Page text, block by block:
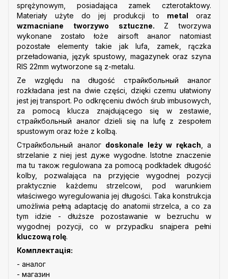
sprężynowym, posiadająca zamek czterotaktowy.
Materiały użyte do jej produkcji to metal oraz
wzmacniane tworzywo sztuczne. Z tworzywa
wykonane zostało łoże airsoft аналог natomiast
pozostałe elementy takie jak lufa, zamek, rączka
przeładowania, język spustowy, magazynek oraz szyna
RIS 22mm wytworzone są z-metalu.
Ze względu na długość cтрайкбольный аналог
rozkładana jest na dwie części, dzięki czemu ułatwiony
jest jej transport. Po odkręceniu dwóch śrub imbusowych,
za pomocą klucza znajdującego się w zestawie,
cтрайкбольный аналог dzieli się na lufę z zespołem
spustowym oraz łoże z kolbą.
Страйкбольный аналог doskonale leży w rękach , a
strzelanie z niej jest дуже wygodne. Istotne znaczenie
ma tu також regulowana za pomocą podkładek długość
kolby, pozwalająca na przyjęcie wygodnej pozycji
praktycznie każdemu strzelcowi, pod warunkiem
właściwego wyregulowania jej długości. Taka konstrukcja
umożliwia pełną adaptację do anatomii strzelca, a co za
tym idzie - dłuższe pozostawanie w bezruchu w
wygodnej pozycji, co w przypadku snajpera pełni
kluczową rolę.
Комплектація:
- аналог
- магазин